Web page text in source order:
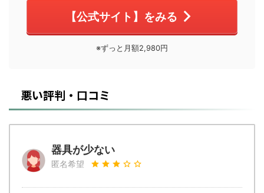
【公式サイト】をみる
※ずっと月額2,980円
悪い評判・口コミ
器具が少ない
匿名希望